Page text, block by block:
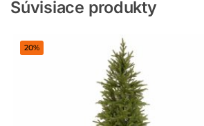
Súvisiace produkty
20%